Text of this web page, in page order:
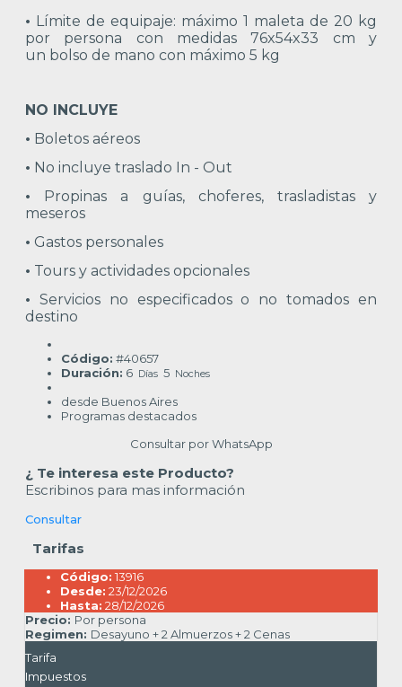
• Límite de equipaje: máximo 1 maleta de 20 kg
por persona con medidas 76x54x33 cm y
un bolso de mano con máximo 5 kg
NO INCLUYE
• Boletos aéreos
• No incluye traslado In - Out
• Propinas a guías, choferes, trasladistas y
meseros
• Gastos personales
• Tours y actividades opcionales
• Servicios no especificados o no tomados en
destino
Código: #40657
Duración: 6 Días 5 Noches
desde Buenos Aires
Programas destacados
Consultar por WhatsApp
¿ Te interesa este Producto?
Escribinos para mas información
Consultar
Tarifas
Código: 13916
Desde: 23/12/2026
Hasta: 28/12/2026
Precio: Por persona
Regimen: Desayuno + 2 Almuerzos + 2 Cenas
Tarifa
Impuestos